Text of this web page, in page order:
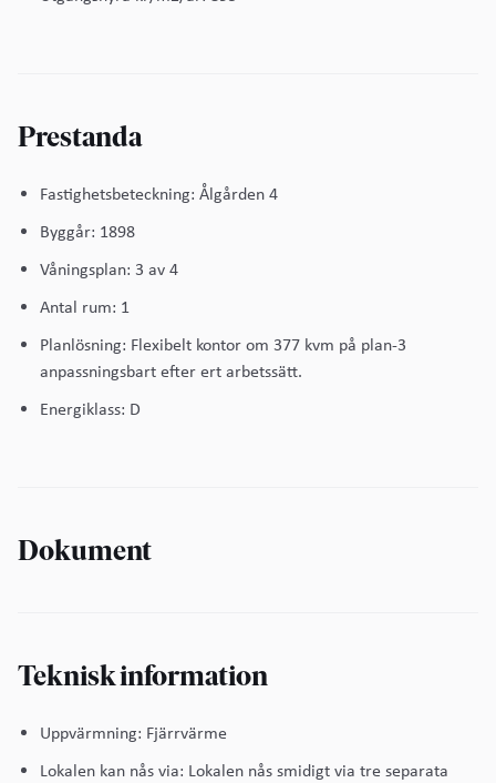
Prestanda
Fastighetsbeteckning: Ålgården 4
Byggår: 1898
Våningsplan: 3 av 4
Antal rum: 1
Planlösning: Flexibelt kontor om 377 kvm på plan-3
anpassningsbart efter ert arbetssätt.
Energiklass: D
Dokument
Teknisk information
Uppvärmning: Fjärrvärme
Lokalen kan nås via: Lokalen nås smidigt via tre separata